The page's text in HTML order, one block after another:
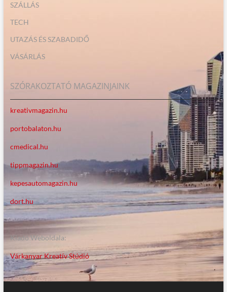
SZÁLLÁS
TECH
UTAZÁS ÉS SZABADIDŐ
VÁSÁRLÁS
SZÓRAKOZTATÓ MAGAZINJAINK
kreativmagazin.hu
portobalaton.hu
cmedical.hu
tippmagazin.hu
kepesautomagazin.hu
dort.hu
Kiadó Weboldala:
Várkanyar Kreatív Stúdió